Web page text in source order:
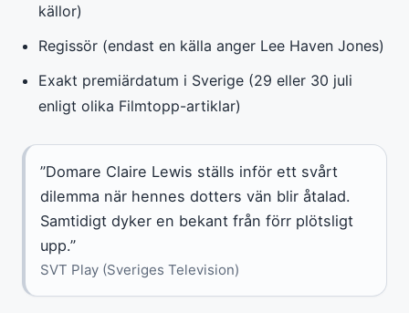
källor)
Regissör (endast en källa anger Lee Haven Jones)
Exakt premiärdatum i Sverige (29 eller 30 juli
enligt olika Filmtopp-artiklar)
”Domare Claire Lewis ställs inför ett svårt
dilemma när hennes dotters vän blir åtalad.
Samtidigt dyker en bekant från förr plötsligt
upp.”
SVT Play (Sveriges Television)